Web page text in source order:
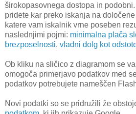
širokopasovnega dostopa in
pridete kar preko iskanja na
katere vam iskalnik vrne poseben
naslednjimi pojmi: minimalna plača
brezposelnosti, vladni dolg kot
Ob kliku na sličico z diagramom se
omogoča primerjavo podatkov med
podatkov potrebujete nameščen
Novi podatki so se pridružili že